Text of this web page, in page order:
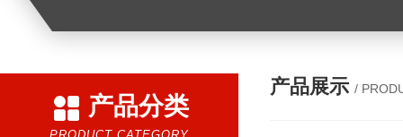
产品分类
产品展示 /